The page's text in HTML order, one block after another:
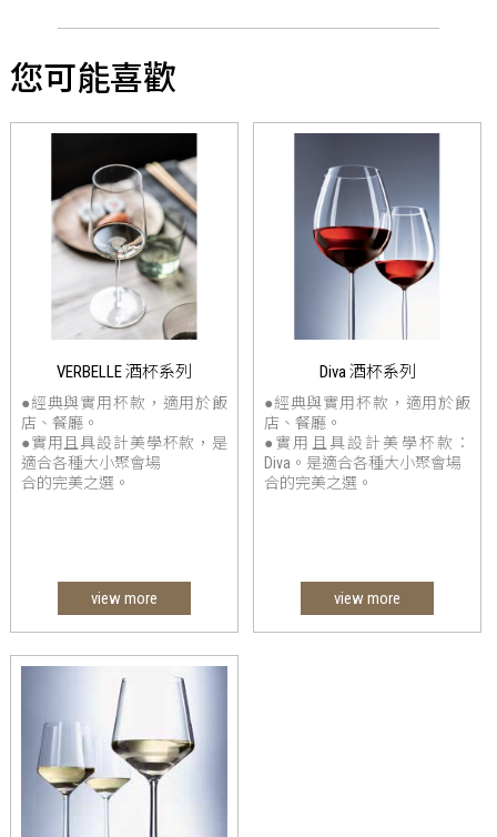
您可能喜歡
VERBELLE 酒杯系列
●經典與實用杯款，適用於飯
店、餐廳。
●實用且具設計美學杯款，是
適合各種大小聚會場
合的完美之選。
view more
Diva 酒杯系列
●經典與實用杯款，適用於飯
店、餐廳。
●實用且具設計美學杯款：
Diva。是適合各種大小聚會場
合的完美之選。
view more